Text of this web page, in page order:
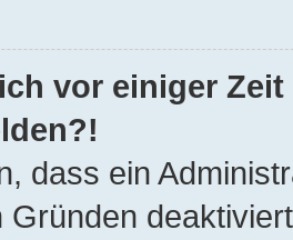
vor einiger
dass ein
Gründen